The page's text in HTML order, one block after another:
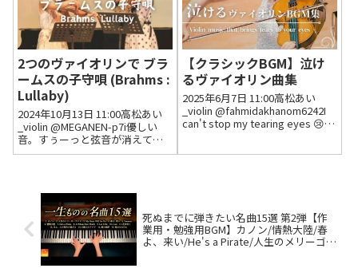
2つのヴァイオリンで ブラ
ームスの子守唄 (Brahms :
Lullaby)
2024年10月13日 11:00高松あい
_violin @MEGANEN-p7i優しい
音。すぅーっと弦音が消えて弾
かれた弦音。穏やかな気持ちに
日 13:43 いいね3件 返信...
【クラシックBGM】泣け
るヴァイオリン曲集
2025年6月7日 11:00高松あい
_violin @fahmidakhanom6242I
can't stop my tearing eyes 😢😢
死ぬまでに弾きたい名曲15選 第2弾【作
業用・勉強用BGM】カノン/情熱大陸/春
よ、来い/He's a Pirate/人生のメリーゴー